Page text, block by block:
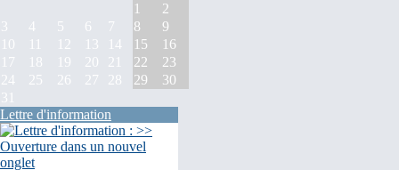
1
2
3
4 5 6 7 8
9
10
11 12 13 14 15
16
17
18 19 20 21 22
23
24
25 26 27 28 29
30
31
Lettre d'information